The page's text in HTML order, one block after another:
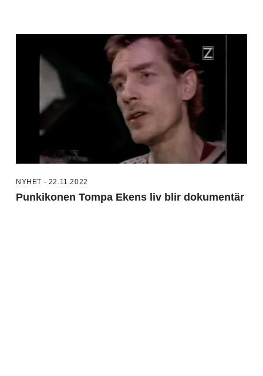
NYHET - 22.11.2022
Punkikonen Tompa Ekens liv blir dokumentär